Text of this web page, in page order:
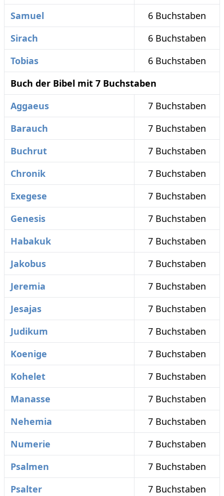
Samuel
6 Buchstaben
Sirach
6 Buchstaben
Tobias
6 Buchstaben
Buch der Bibel mit 7 Buchstaben
Aggaeus
7 Buchstaben
Barauch
7 Buchstaben
Buchrut
7 Buchstaben
Chronik
7 Buchstaben
Exegese
7 Buchstaben
Genesis
7 Buchstaben
Habakuk
7 Buchstaben
Jakobus
7 Buchstaben
Jeremia
7 Buchstaben
Jesajas
7 Buchstaben
Judikum
7 Buchstaben
Koenige
7 Buchstaben
Kohelet
7 Buchstaben
Manasse
7 Buchstaben
Nehemia
7 Buchstaben
Numerie
7 Buchstaben
Psalmen
7 Buchstaben
Psalter
7 Buchstaben